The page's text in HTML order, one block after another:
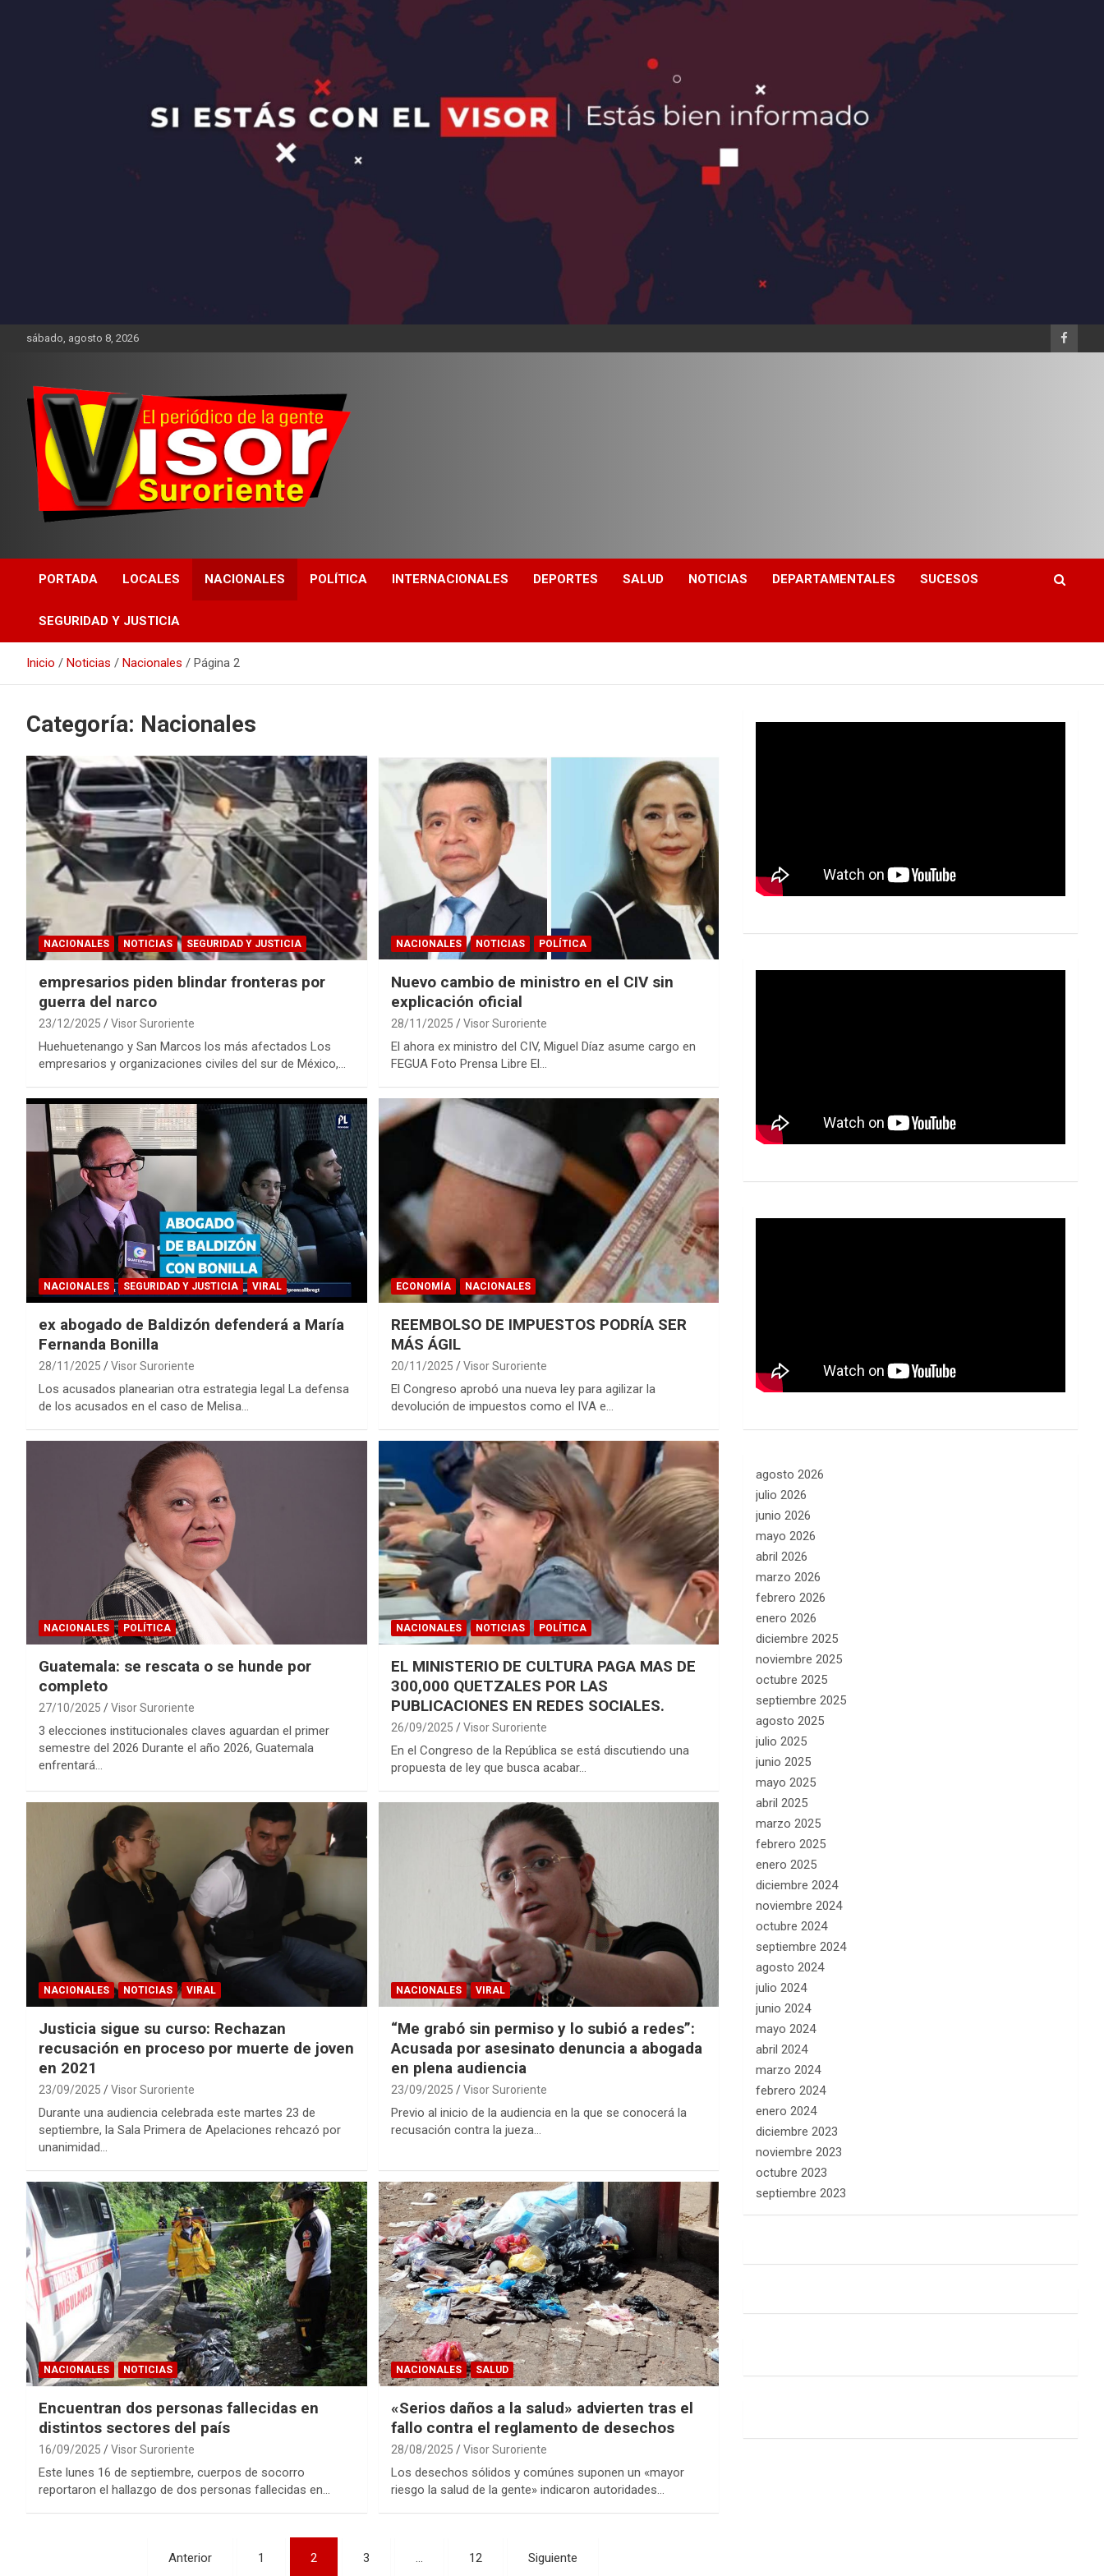
sábado, agosto 8, 2026
PORTADA LOCALES NACIONALES POLÍTICA INTERNACIONALES DEPORTES SALUD NOTICIAS DEPARTAMENTALES SUCESOS
SEGURIDAD Y JUSTICIA
Inicio Noticias Nacionales Página 2
Categoría: Nacionales
NACIONALES NOTICIAS SEGURIDAD Y JUSTICIA
empresarios piden blindar fronteras por
guerra del narco
23/12/2025 Visor Suroriente
Huehuetenango y San Marcos los más afectados Los
empresarios y organizaciones civiles del sur de México,…
NACIONALES NOTICIAS POLÍTICA
Nuevo cambio de ministro en el CIV sin
explicación oficial
28/11/2025 Visor Suroriente
El ahora ex ministro del CIV, Miguel Díaz asume cargo en
FEGUA Foto Prensa Libre El…
NACIONALES SEGURIDAD Y JUSTICIA VIRAL
ex abogado de Baldizón defenderá a María
Fernanda Bonilla
28/11/2025 Visor Suroriente
Los acusados planearian otra estrategia legal La defensa
de los acusados en el caso de Melisa…
ECONOMÍA NACIONALES
REEMBOLSO DE IMPUESTOS PODRÍA SER
MÁS ÁGIL
20/11/2025 Visor Suroriente
El Congreso aprobó una nueva ley para agilizar la
devolución de impuestos como el IVA e…
NACIONALES POLÍTICA
Guatemala: se rescata o se hunde por
completo
27/10/2025 Visor Suroriente
3 elecciones institucionales claves aguardan el primer
semestre del 2026 Durante el año 2026, Guatemala
enfrentará…
NACIONALES NOTICIAS POLÍTICA
EL MINISTERIO DE CULTURA PAGA MAS DE
300,000 QUETZALES POR LAS
PUBLICACIONES EN REDES SOCIALES.
26/09/2025 Visor Suroriente
En el Congreso de la República se está discutiendo una
propuesta de ley que busca acabar…
NACIONALES NOTICIAS VIRAL
Justicia sigue su curso: Rechazan
recusación en proceso por muerte de joven
en 2021
23/09/2025 Visor Suroriente
Durante una audiencia celebrada este martes 23 de
septiembre, la Sala Primera de Apelaciones rehcazó por
unanimidad…
NACIONALES VIRAL
“Me grabó sin permiso y lo subió a redes”:
Acusada por asesinato denuncia a abogada
en plena audiencia
23/09/2025 Visor Suroriente
Previo al inicio de la audiencia en la que se conocerá la
recusación contra la jueza…
NACIONALES NOTICIAS
Encuentran dos personas fallecidas en
distintos sectores del país
16/09/2025 Visor Suroriente
Este lunes 16 de septiembre, cuerpos de socorro
reportaron el hallazgo de dos personas fallecidas en…
NACIONALES SALUD
«Serios daños a la salud» advierten tras el
fallo contra el reglamento de desechos
28/08/2025 Visor Suroriente
Los desechos sólidos y comúnes suponen un «mayor
riesgo la salud de la gente» indicaron autoridades…
Anterior 1 2 3 … 12 Siguiente
agosto 2026
julio 2026
junio 2026
mayo 2026
abril 2026
marzo 2026
febrero 2026
enero 2026
diciembre 2025
noviembre 2025
octubre 2025
septiembre 2025
agosto 2025
julio 2025
junio 2025
mayo 2025
abril 2025
marzo 2025
febrero 2025
enero 2025
diciembre 2024
noviembre 2024
octubre 2024
septiembre 2024
agosto 2024
julio 2024
junio 2024
mayo 2024
abril 2024
marzo 2024
febrero 2024
enero 2024
diciembre 2023
noviembre 2023
octubre 2023
septiembre 2023